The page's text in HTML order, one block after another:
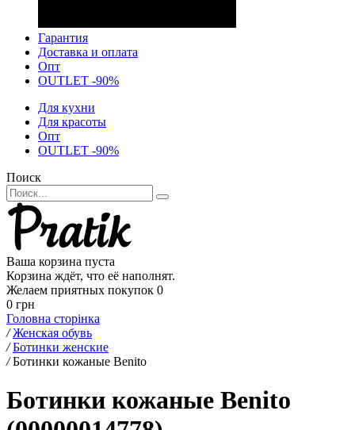
Гарантия
Доставка и оплата
Опт
OUTLET -90%
Для кухни
Для красоты
Опт
OUTLET -90%
Поиск
Ваша корзина пуста
Корзина ждёт, что её наполнят.
Желаем приятных покупок 0
0 грн
Головна сторінка
/ Женская обувь
/ Ботинки женские
/ Ботинки кожаные Benito
Ботинки кожаные Benito